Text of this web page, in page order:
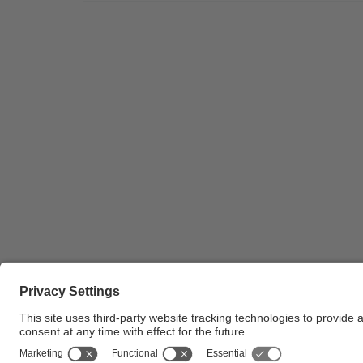
Joan Rojas, soci director d’ALG, durant la
realització de la seva conferència